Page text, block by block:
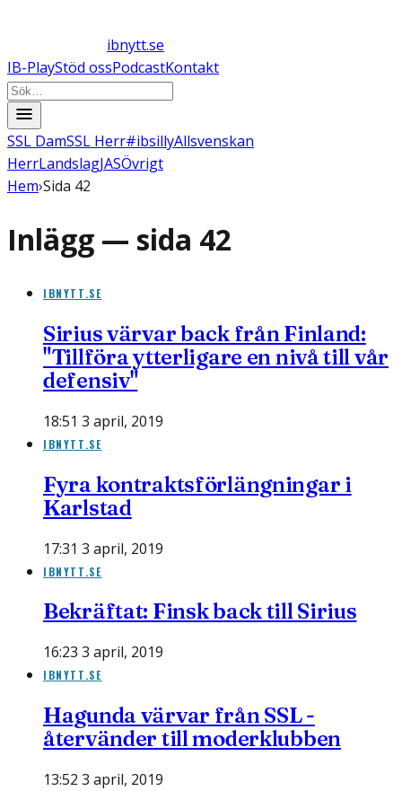
ibnytt.se
IB-PlayStöd ossPodcastKontakt
SSL DamSSL Herr#ibsillyAllsvenskan
HerrLandslagJASÖvrigt
Hem›Sida 42
Inlägg — sida 42
IBNYTT.SE
Sirius värvar back från Finland:
"Tillföra ytterligare en nivå till vår
defensiv"
18:51 3 april, 2019
IBNYTT.SE
Fyra kontraktsförlängningar i
Karlstad
17:31 3 april, 2019
IBNYTT.SE
Bekräftat: Finsk back till Sirius
16:23 3 april, 2019
IBNYTT.SE
Hagunda värvar från SSL -
återvänder till moderklubben
13:52 3 april, 2019